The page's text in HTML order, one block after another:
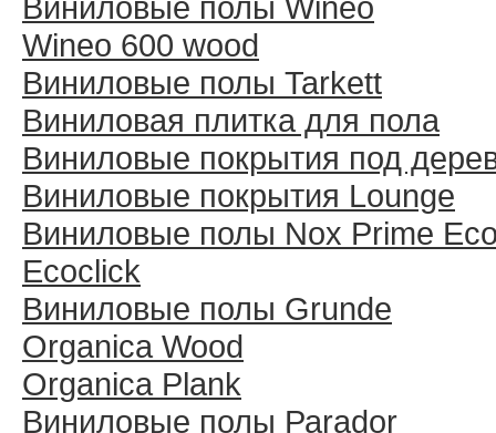
Wineo 600 wood
Виниловые полы Tarkett
Виниловая плитка для пола
Виниловые покрытия под
Виниловые покрытия Lounge
Виниловые полы Nox Prime
Ecoclick
Виниловые полы Grunde
Organica Wood
Organica Plank
Виниловые полы Раrador